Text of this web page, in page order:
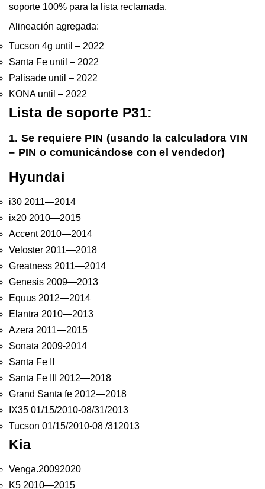
soporte 100% para la lista reclamada.
Alineación agregada:
Tucson 4g until – 2022
Santa Fe until – 2022
Palisade until – 2022
KONA until – 2022
Lista de soporte P31:
1. Se requiere PIN (usando la calculadora VIN
– PIN o comunicándose con el vendedor)
Hyundai
i30 2011—2014
ix20 2010—2015
Accent 2010—2014
Veloster 2011—2018
Greatness 2011—2014
Genesis 2009—2013
Equus 2012—2014
Elantra 2010—2013
Azera 2011—2015
Sonata 2009-2014
Santa Fe II
Santa Fe III 2012—2018
Grand Santa fe 2012—2018
IX35 01/15/2010-08/31/2013
Tucson 01/15/2010-08 /312013
Kia
Venga.20092020
K5 2010—2015